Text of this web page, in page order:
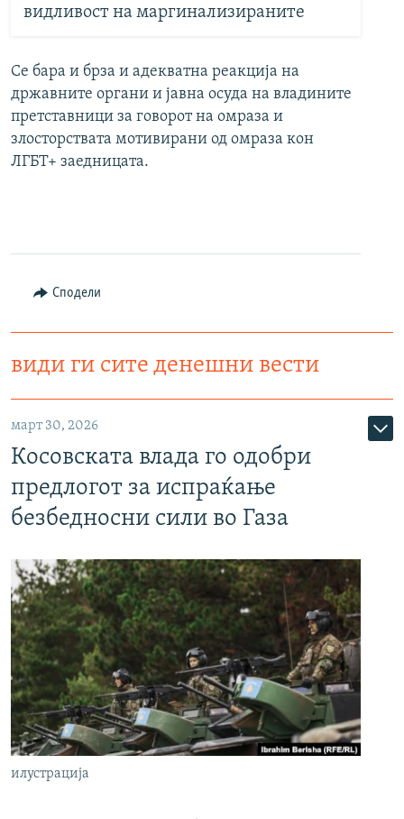
видливост на маргинализираните
Се бара и брза и адекватна реакција на
државните органи и јавна осуда на владините
претставници за говорот на омраза и
злосторствата мотивирани од омраза кон
ЛГБТ+ заедницата.
Сподели
види ги сите денешни вести
март 30, 2026
Косовската влада го одобри
предлогот за испраќање
безбедносни сили во Газа
илустрација